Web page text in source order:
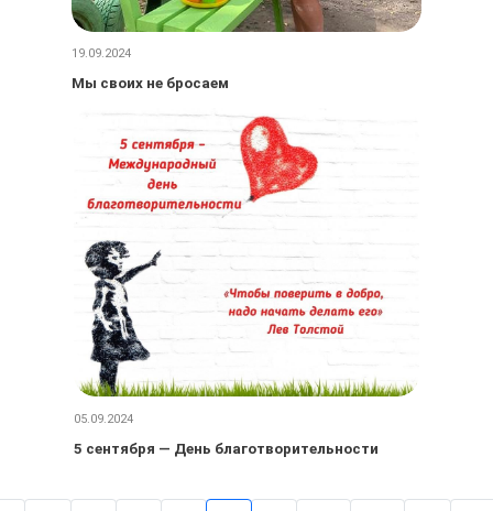
19.09.2024
Мы своих не бросаем
05.09.2024
5 сентября — День благотворительности